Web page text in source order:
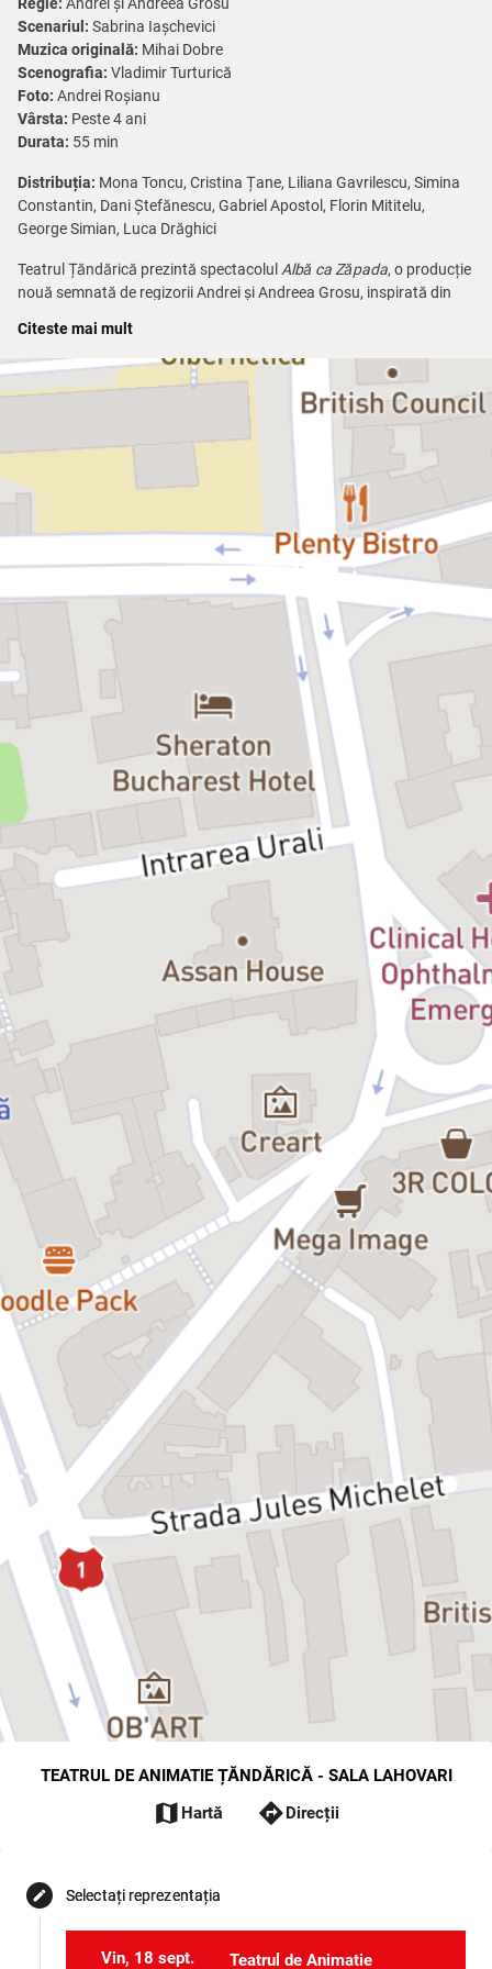
Regie: Andrei și Andreea Grosu
Scenariul: Sabrina Iașchevici
Muzica originală: Mihai Dobre
Scenografia: Vladimir Turturică
Foto: Andrei Roșianu
Vârsta: Peste 4 ani
Durata: 55 min
Distribuția: Mona Toncu, Cristina Țane, Liliana Gavrilescu, Simina
Constantin, Dani Ștefănescu, Gabriel Apostol, Florin Mititelu,
George Simian, Luca Drăghici
Teatrul Țăndărică prezintă spectacolul Albă ca Zăpada, o producție
nouă semnată de regizorii Andrei și Andreea Grosu, inspirată din
O tânără prințesă nevoită să fugă din calea unei regine stăpânite de
gelozie, o casă ascunsă în pădure și întâlnirea cu cei șapte pitici —
povestea bine-cunoscută prinde viață pe scenă într-o versiune plină
de culoare, umor și emoție. O aventură despre curaj, prietenie și
puterea de a rămâne bun, indiferent de obstacole.
Teatrul de animație, muzica și jocul actorilor construiesc un univers
vizual spectaculos, care aduce pe scenă farmecul poveștii clasice
într-o formă proaspătă și atractivă.
Un titlu nou în repertoriul Teatrului Țăndărică, pregătit să ofere
publicului bucuria întâlnirii cu una dintre cele mai iubite povești ale
tuturor timpurilor.
Citeste mai mult
TEATRUL DE ANIMATIE ȚĂNDĂRICĂ - SALA LAHOVARI
map Hartă directionsDirecții
edit Selectați reprezentația
Vin, 18 sept.
Teatrul de Animatie